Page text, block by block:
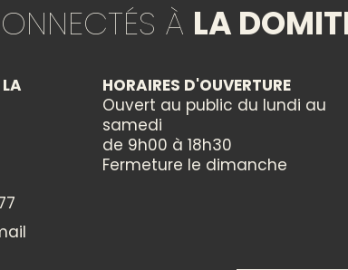
OUVERTURE
PERSONNES HANDICAPÉES
oui
accueil, sanitaires et restaurant
À LA
HORAIRES D'OUVERTURE
Ouvert au public du lundi au
samedi
de 9h00 à 18h30
Fermeture le dimanche